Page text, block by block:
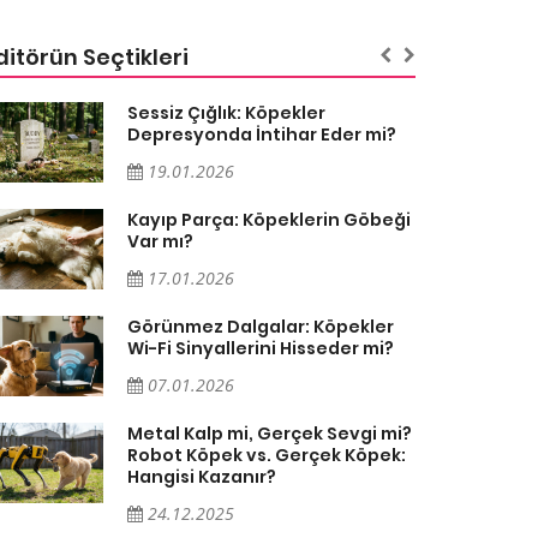
Seçtikleri
Sessiz Çığlık: Köpekler
Depresyonda İntihar Eder mi?
19.01.2026
Kayıp Parça: Köpeklerin Göbeği
Var mı?
17.01.2026
Görünmez Dalgalar: Köpekler
Wi-Fi Sinyallerini Hisseder mi?
07.01.2026
Metal Kalp mi, Gerçek Sevgi mi?
Robot Köpek vs. Gerçek Köpek:
Hangisi Kazanır?
24.12.2025